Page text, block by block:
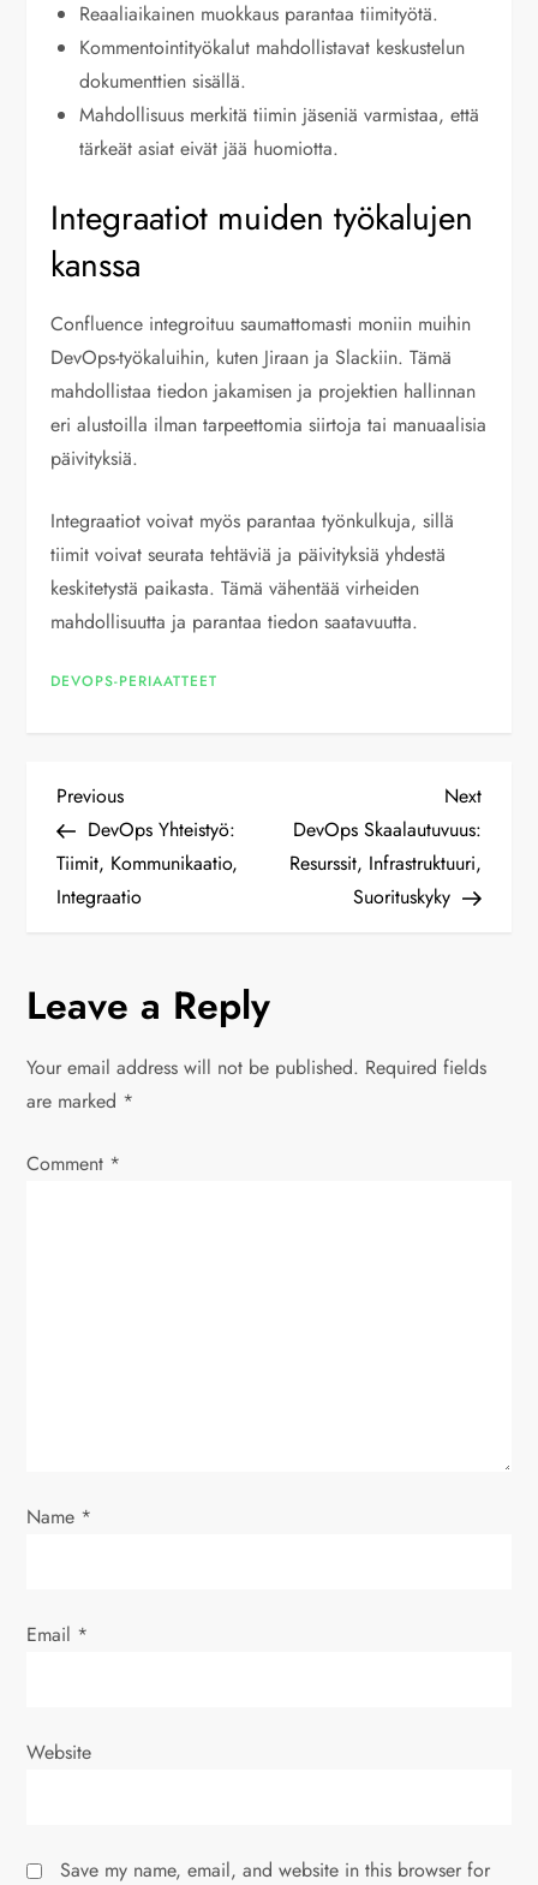
Reaaliaikainen muokkaus parantaa tiimityötä.
Kommentointityökalut mahdollistavat keskustelun
dokumenttien sisällä.
Mahdollisuus merkitä tiimin jäseniä varmistaa, että
tärkeät asiat eivät jää huomiotta.
Integraatiot muiden työkalujen
kanssa
Confluence integroituu saumattomasti moniin muihin
DevOps-työkaluihin, kuten Jiraan ja Slackiin. Tämä
mahdollistaa tiedon jakamisen ja projektien hallinnan
eri alustoilla ilman tarpeettomia siirtoja tai manuaalisia
päivityksiä.
Integraatiot voivat myös parantaa työnkulkuja, sillä
tiimit voivat seurata tehtäviä ja päivityksiä yhdestä
keskitetystä paikasta. Tämä vähentää virheiden
mahdollisuutta ja parantaa tiedon saatavuutta.
DEVOPS-PERIAATTEET
P
o
s
n
a
v
n
Previous
Post
Previous
DevOps Yhteistyö:
Tiimit, Kommunikaatio,
Integraatio
Next
Post
Next
DevOps Skaalautuvuus:
Resurssit, Infrastruktuuri,
Suorituskyky
Leave a Reply
Your email address will not be published. Required fields
are marked *
Comment *
Name *
Email *
Website
Save my name, email, and website in this browser for